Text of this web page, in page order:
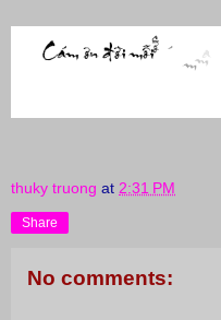
thuky truong at 2:31 PM
Share
No comments: